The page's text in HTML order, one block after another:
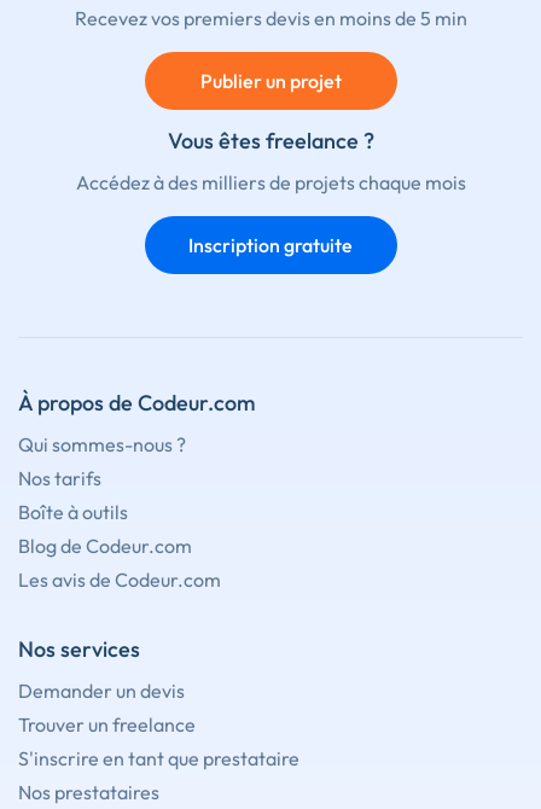
Recevez vos premiers devis en moins de 5 min
Publier un projet
Vous êtes freelance ?
Accédez à des milliers de projets chaque mois
Inscription gratuite
À propos de Codeur.com
Qui sommes-nous ?
Nos tarifs
Boîte à outils
Blog de Codeur.com
Les avis de Codeur.com
Nos services
Demander un devis
Trouver un freelance
S'inscrire en tant que prestataire
Nos prestataires